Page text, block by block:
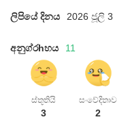
ලිපියේ දිනය 2026 ජූලි 3
අනුග්රhහය 11
ස්තූතියි
3
සංවේදිතාව
2